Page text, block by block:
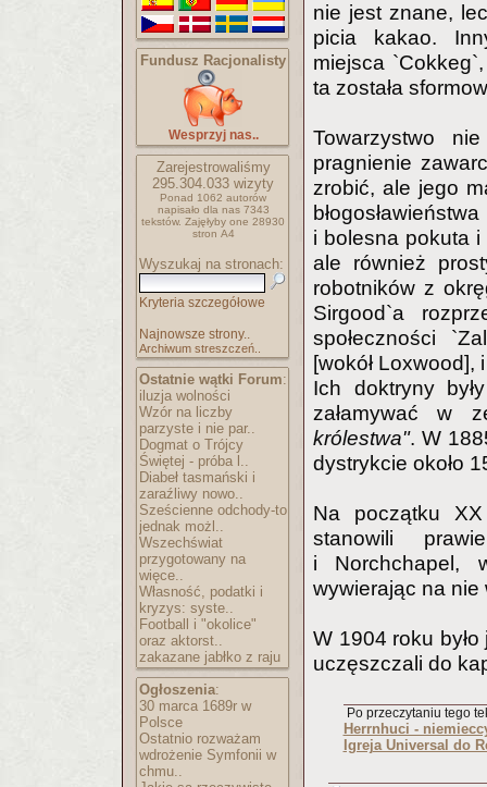
Fundusz Racjonalisty
Wesprzyj nas..
Zarejestrowaliśmy
295.304.033 wizyty
Ponad 1062 autorów
napisało dla nas 7343
tekstów. Zajęłyby one 28930
stron A4
Wyszukaj na stronach:
Kryteria szczegółowe
Najnowsze strony..
Archiwum streszczeń..
Ostatnie wątki Forum:
iluzja wolności
Wzór na liczby
parzyste i nie par..
Dogmat o Trójcy
Świętej - próba l..
Diabeł tasmański i
zaraźliwy nowo..
Sześcienne odchody-to
jednak możl..
Wszechświat
przygotowany na
więce..
Własność, podatki i
kryzys: syste..
Football i "okolice"
oraz aktorst..
zakazane jabłko z raju
Ogłoszenia:
30 marca 1689r w
Polsce
Ostatnio rozważam
wdrożenie Symfonii w
chmu..
nie jest znane,
picia kakao.
miejsca
ta została
Towarzystwo
pragnienie
zrobić, ale jego
i bolesna pokuta i
ale również
robotników z
Sirgood`a
społeczności
[wokół
Ich doktryny
załamywać w
królestwa". W
dystrykcie około
Na początku XX
stanowili
i Norchchapel,
wywierając na nie
W 1904 roku
uczęszczali do
Po przeczytaniu tego
Herrnhuci -
Igreja Universal do